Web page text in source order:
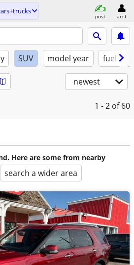
post acct
SUV model year fuel
newest
1 - 2 of 60
Here are some from nearby
search a wider area